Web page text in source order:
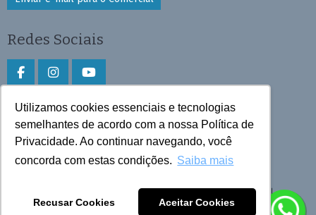
Utilizamos cookies essenciais e tecnologias
semelhantes de acordo com a nossa Política de
Privacidade. Ao continuar navegando, você
concorda com estas condições. Saiba mais
Recusar Cookies Aceitar Cookies
Redes Sociais
Faça download do aplicativo
Play Store e App Store
Todos os direitos reservados © 2026 Cruzeiro do Sul